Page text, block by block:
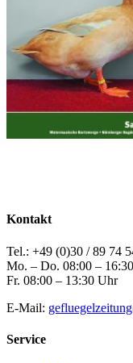
Kontakt
Tel.: +49 (0)30 / 89 74
Mo. – Do. 08:00 –
Fr. 08:00 – 13:30 Uhr
E-Mail:
Service